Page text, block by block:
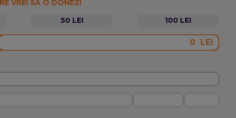
VREI SĂ O DONEZI
50 LEI 100 LEI
LEI